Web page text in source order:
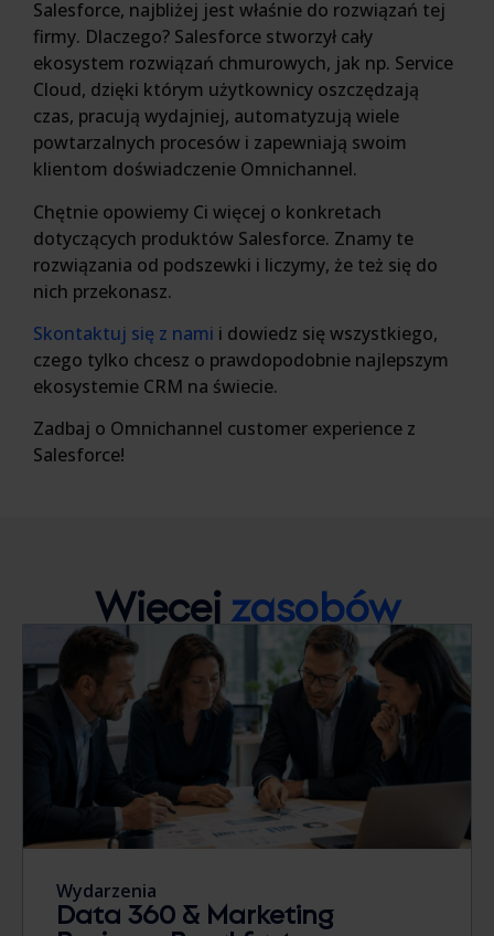
Salesforce, najbliżej jest właśnie do rozwiązań tej
firmy. Dlaczego? Salesforce stworzył cały
ekosystem rozwiązań chmurowych, jak np. Service
Cloud, dzięki którym użytkownicy oszczędzają
czas, pracują wydajniej, automatyzują wiele
powtarzalnych procesów i zapewniają swoim
klientom doświadczenie Omnichannel.
Chętnie opowiemy Ci więcej o konkretach
dotyczących produktów Salesforce. Znamy te
rozwiązania od podszewki i liczymy, że też się do
nich przekonasz.
Skontaktuj się z nami i dowiedz się wszystkiego,
czego tylko chcesz o prawdopodobnie najlepszym
ekosystemie CRM na świecie.
Zadbaj o Omnichannel customer experience z
Salesforce!
Więcejzasobów
Wydarzenia
Data 360 & Marketing